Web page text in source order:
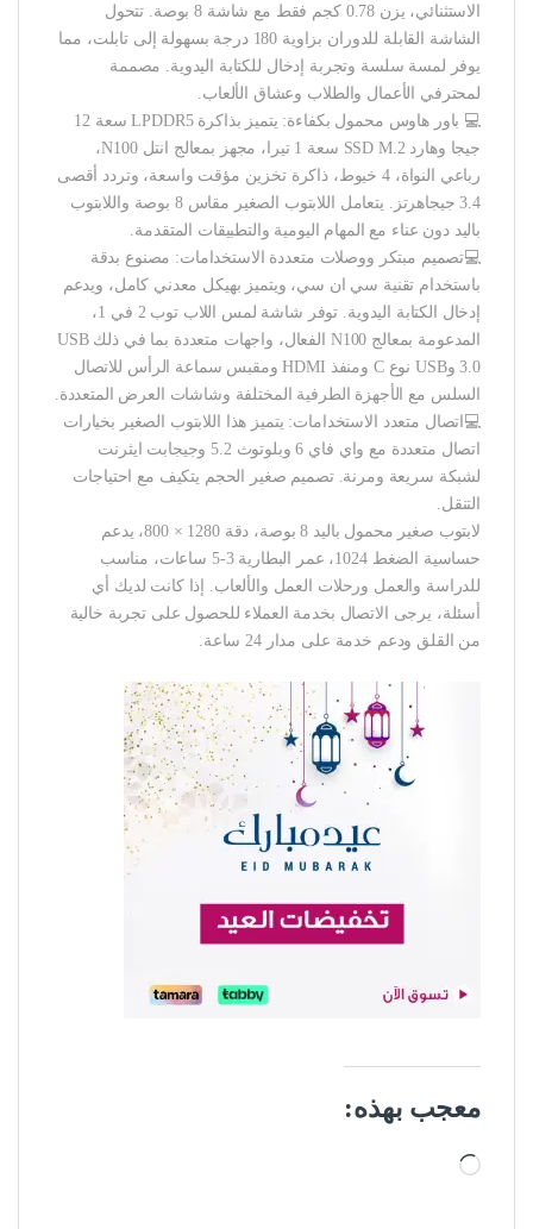
الاستثنائي، يزن 0.78 كجم فقط مع شاشة 8 بوصة. تتحول
الشاشة القابلة للدوران بزاوية 180 درجة بسهولة إلى تابلت، مما
يوفر لمسة سلسة وتجربة إدخال للكتابة اليدوية. مصممة
لمحترفي الأعمال والطلاب وعشاق الألعاب.
💻 باور هاوس محمول بكفاءة: يتميز بذاكرة LPDDR5 سعة 12
جيجا وهارد SSD M.2 سعة 1 تيرا، مجهز بمعالج انتل N100،
رباعي النواة، 4 خيوط، ذاكرة تخزين مؤقت واسعة، وتردد أقصى
3.4 جيجاهرتز. يتعامل اللابتوب الصغير مقاس 8 بوصة واللابتوب
باليد دون عناء مع المهام اليومية والتطبيقات المتقدمة.
💻تصميم مبتكر ووصلات متعددة الاستخدامات: مصنوع بدقة
باستخدام تقنية سي ان سي، ويتميز بهيكل معدني كامل، ويدعم
إدخال الكتابة اليدوية. توفر شاشة لمس اللاب توب 2 في 1،
المدعومة بمعالج N100 الفعال، واجهات متعددة بما في ذلك USB
3.0 وUSB نوع C ومنفذ HDMI ومقبس سماعة الرأس للاتصال
السلس مع الأجهزة الطرفية المختلفة وشاشات العرض المتعددة.
💻اتصال متعدد الاستخدامات: يتميز هذا اللابتوب الصغير بخيارات
اتصال متعددة مع واي فاي 6 وبلوتوث 5.2 وجيجابت ايثرنت
لشبكة سريعة ومرنة. تصميم صغير الحجم يتكيف مع احتياجات
التنقل.
لابتوب صغير محمول باليد 8 بوصة، دقة 1280 × 800، يدعم
حساسية الضغط 1024، عمر البطارية 3-5 ساعات، مناسب
للدراسة والعمل ورحلات العمل والألعاب. إذا كانت لديك أي
أسئلة، يرجى الاتصال بخدمة العملاء للحصول على تجربة خالية
من القلق ودعم خدمة على مدار 24 ساعة.
معجب بهذه:
جاري التحميل…